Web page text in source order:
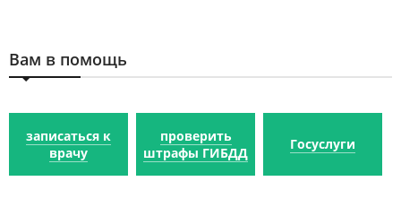
Вам в помощь
записаться к
врачу
проверить
штрафы ГИБДД
Госуслуги